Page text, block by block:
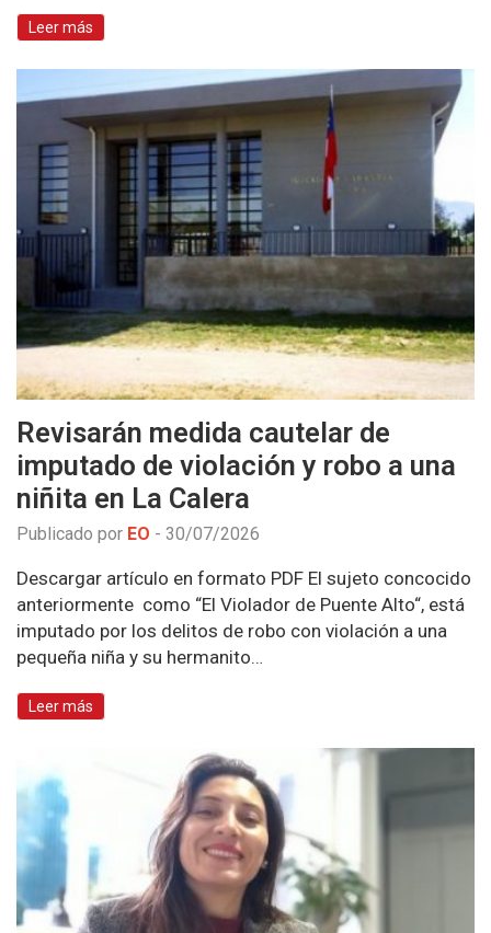
Leer más
Revisarán medida cautelar de
imputado de violación y robo a una
niñita en La Calera
Publicado por EO - 30/07/2026
Descargar artículo en formato PDF El sujeto concocido
anteriormente como “El Violador de Puente Alto“, está
imputado por los delitos de robo con violación a una
pequeña niña y su hermanito…
Leer más